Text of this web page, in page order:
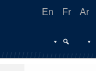
En Fr Ar